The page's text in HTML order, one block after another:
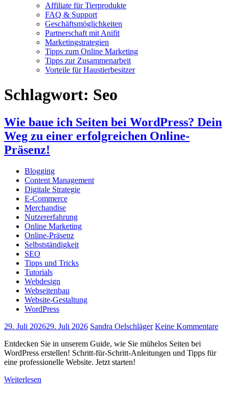
Affiliate für Tierprodukte
FAQ & Support
Geschäftsmöglichkeiten
Partnerschaft mit Anifit
Marketingstrategien
Tipps zum Online Marketing
Tipps zur Zusammenarbeit
Vorteile für Haustierbesitzer
Schlagwort: Seo
Wie baue ich Seiten bei WordPress? Dein
Weg zu einer erfolgreichen Online-
Präsenz!
Blogging
Content Management
Digitale Strategie
E-Commerce
Merchandise
Nutzererfahrung
Online Marketing
Online-Präsenz
Selbstständigkeit
SEO
Tipps und Tricks
Tutorials
Webdesign
Webseitenbau
Website-Gestaltung
WordPress
29. Juli 202629. Juli 2026 Sandra Oelschläger Keine Kommentare
Entdecken Sie in unserem Guide, wie Sie mühelos Seiten bei
WordPress erstellen! Schritt-für-Schritt-Anleitungen und Tipps für
eine professionelle Website. Jetzt starten!
Weiterlesen